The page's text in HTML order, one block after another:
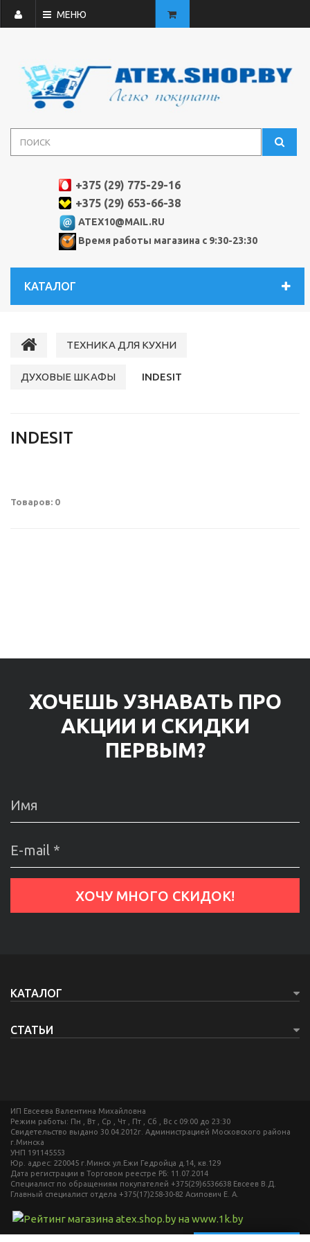
МЕНЮ
+375 (29) 775-29-16
+375 (29) 653-66-38
ATEX10@MAIL.RU
Время работы магазина с 9:30-23:30
КАТАЛОГ
ТЕХНИКА ДЛЯ КУХНИ
ДУХОВЫЕ ШКАФЫ INDESIT
INDESIT
Товаров: 0
ХОЧЕШЬ УЗНАВАТЬ ПРО
АКЦИИ И СКИДКИ
ПЕРВЫМ?
КАТАЛОГ
СТАТЬИ
ИП Eвсеева Валентина Михайловна
Режим работы: Пн , Вт , Ср , Чт , Пт , Сб , Вс c 09:00 до 23:30
Свидетельство выдано 30.04.2012г. Администрацией Московского района
г.Минска
УНП 191145553
Юр. адрес: 220045 г.Минск ул.Ежи Гедройца д.14, кв.129
Дата регистрации в Торговом реестре РБ: 11.07.2014
Специалист по обращениям покупателей +375(29)6536638 Евсеев В.Д.
Главный специалист отдела +375(17)258-30-82 Асипович Е. А.